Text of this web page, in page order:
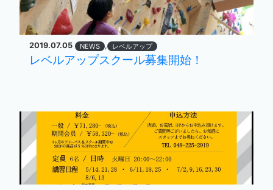
2019.07.05 NEWS , レベルアップ
レベルアップスクール募集開始！